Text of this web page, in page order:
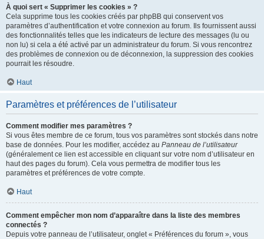
À quoi sert « Supprimer les cookies » ?
Cela supprime tous les cookies créés par phpBB qui conservent vos
paramètres d’authentification et votre connexion au forum. Ils fournissent aussi
des fonctionnalités telles que les indicateurs de lecture des messages (lu ou
non lu) si cela a été activé par un administrateur du forum. Si vous rencontrez
des problèmes de connexion ou de déconnexion, la suppression des cookies
pourrait les résoudre.
Haut
Paramètres et préférences de l’utilisateur
Comment modifier mes paramètres ?
Si vous êtes membre de ce forum, tous vos paramètres sont stockés dans notre
base de données. Pour les modifier, accédez au Panneau de l’utilisateur
(généralement ce lien est accessible en cliquant sur votre nom d’utilisateur en
haut des pages du forum). Cela vous permettra de modifier tous les
paramètres et préférences de votre compte.
Haut
Comment empêcher mon nom d’apparaître dans la liste des membres
connectés ?
Depuis votre panneau de l’utilisateur, onglet « Préférences du forum », vous